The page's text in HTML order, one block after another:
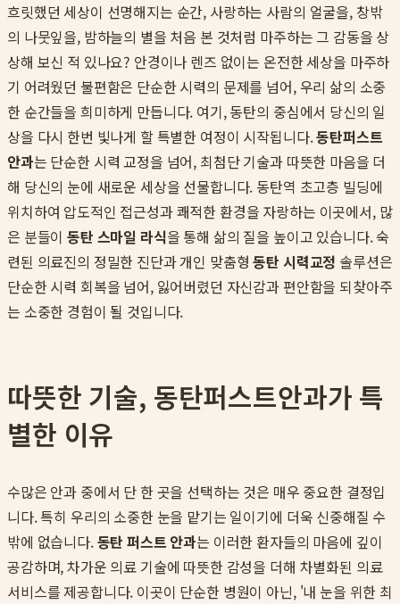
흐릿했던 세상이 선명해지는 순간, 사랑하는 사람의 얼굴을, 창밖
의 나뭇잎을, 밤하늘의 별을 처음 본 것처럼 마주하는 그 감동을 상
상해 보신 적 있나요? 안경이나 렌즈 없이는 온전한 세상을 마주하
기 어려웠던 불편함은 단순한 시력의 문제를 넘어, 우리 삶의 소중
한 순간들을 희미하게 만듭니다. 여기, 동탄의 중심에서 당신의 일
상을 다시 한번 빛나게 할 특별한 여정이 시작됩니다.동탄퍼스트
안과는 단순한 시력 교정을 넘어, 최첨단 기술과 따뜻한 마음을 더
해 당신의 눈에 새로운 세상을 선물합니다. 동탄역 초고층 빌딩에
위치하여 압도적인 접근성과 쾌적한 환경을 자랑하는 이곳에서, 많
은 분들이동탄 스마일 라식을 통해 삶의 질을 높이고 있습니다. 숙
련된 의료진의 정밀한 진단과 개인 맞춤형동탄 시력교정 솔루션은
단순한 시력 회복을 넘어, 잃어버렸던 자신감과 편안함을 되찾아주
는 소중한 경험이 될 것입니다.
따뜻한 기술, 동탄퍼스트안과가 특
별한 이유
수많은 안과 중에서 단 한 곳을 선택하는 것은 매우 중요한 결정입
니다. 특히 우리의 소중한 눈을 맡기는 일이기에 더욱 신중해질 수
밖에 없습니다.동탄 퍼스트 안과는 이러한 환자들의 마음에 깊이
공감하며, 차가운 의료 기술에 따뜻한 감성을 더해 차별화된 의료
서비스를 제공합니다. 이곳이 단순한 병원이 아닌, '내 눈을 위한 최